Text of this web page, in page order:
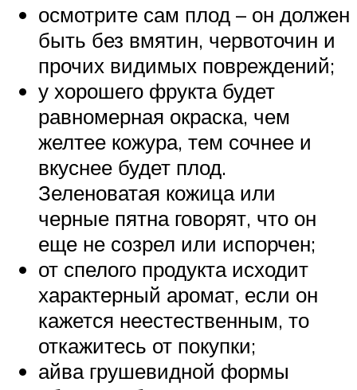
осмотрите сам плод – он должен
быть без вмятин, червоточин и
прочих видимых повреждений;
у хорошего фрукта будет
равномерная окраска, чем
желтее кожура, тем сочнее и
вкуснее будет плод.
Зеленоватая кожица или
черные пятна говорят, что он
еще не созрел или испорчен;
от спелого продукта исходит
характерный аромат, если он
кажется неестественным, то
откажитесь от покупки;
айва грушевидной формы